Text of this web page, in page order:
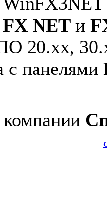
FX NET и
20.хх,
с панелями